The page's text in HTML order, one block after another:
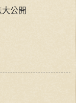
公開